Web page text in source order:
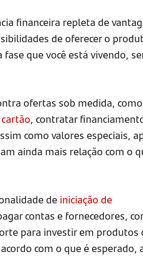
financeira repleta de
de oferecer o
que você está vivendo,
ofertas sob medida,
, contratar
como valores especiais,
ainda mais relação com o
deiniciação de
contas e fornecedores,
para investir em produtos
com o que é esperado,